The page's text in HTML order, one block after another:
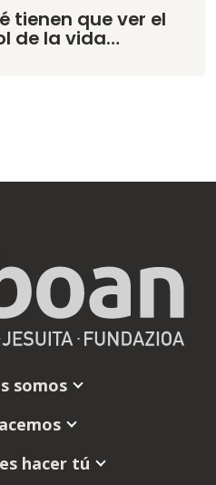
tienen que ver el
de la vida…
somos
hacer tú